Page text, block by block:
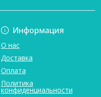
Информация
О нас
Доставка
Оплата
Политика
конфиденциальности